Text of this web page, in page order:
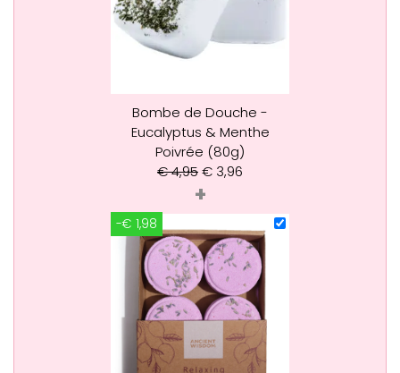
Bombe de Douche -
Eucalyptus & Menthe
Poivrée (80g)
€4,95€ 3,96
+
-€ 1,98